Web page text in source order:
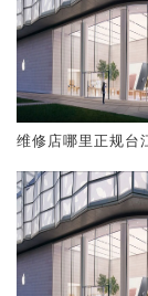
维修店哪里正规台